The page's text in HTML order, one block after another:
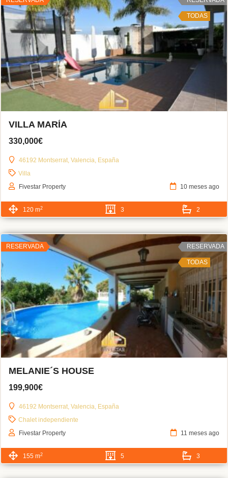
TODAS
VILLA MARÍA
330,000€
46192 Montserrat, Valencia, España
Villa
Fivestar Property
10 meses ago
120 m2 3 2
RESERVADA RESERVADA
TODAS
MELANIE´S HOUSE
199,900€
46192 Montserrat, Valencia, España
Chalet independiente
Fivestar Property
11 meses ago
155 m2 5 3